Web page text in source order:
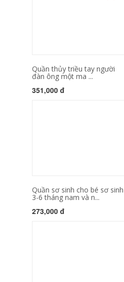
Quần thủy triều tay người
đàn ông một ma ...
351,000 đ
Quần sơ sinh cho bé sơ sinh
3-6 tháng nam và n...
273,000 đ